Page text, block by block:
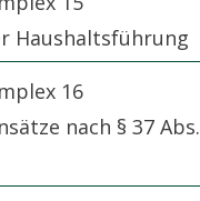
Haushaltsführung
16
nach § 37 Abs.